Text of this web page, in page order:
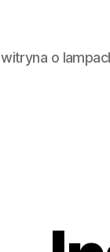
witryna o